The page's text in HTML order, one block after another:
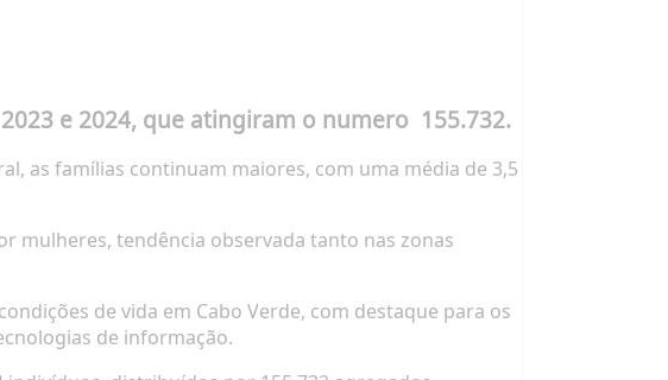
e 2024, que atingiram o numero 155.732.
as famílias continuam maiores, com uma média de 3,5
mulheres, tendência observada tanto nas zonas
de vida em Cabo Verde, com destaque para os
de informação.